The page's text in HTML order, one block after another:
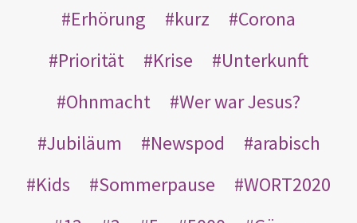
Erhörung
kurz
Corona
Priorität
Krise
Unterkunft
Ohnmacht
Wer war Jesus?
Jubiläum
Newspod
arabisch
Kids
Sommerpause
WORT2020